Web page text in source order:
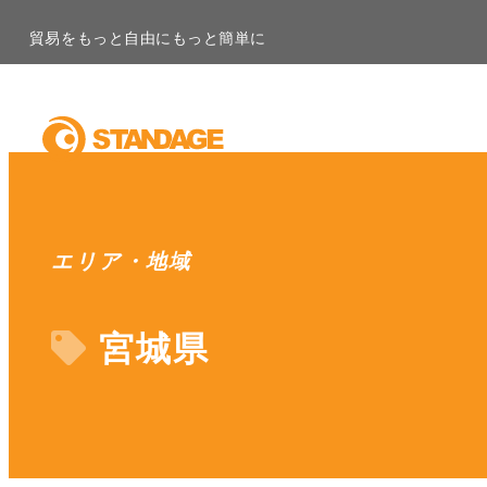
貿易をもっと自由にもっと簡単に
宮城県
エリア・地域